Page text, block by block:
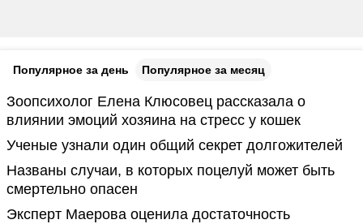
Популярное за день Популярное за месяц
Зоопсихолог Елена Клюсовец рассказала о
влиянии эмоций хозяина на стресс у кошек
Ученые узнали один общий секрет долгожителей
Названы случаи, в которых поцелуй может быть
смертельно опасен
Эксперт Маерова оценила достаточность